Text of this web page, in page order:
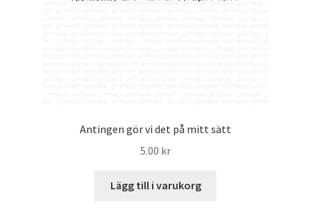
Antingen gör vi det på mitt sätt
5.00 kr
Lägg till i varukorg